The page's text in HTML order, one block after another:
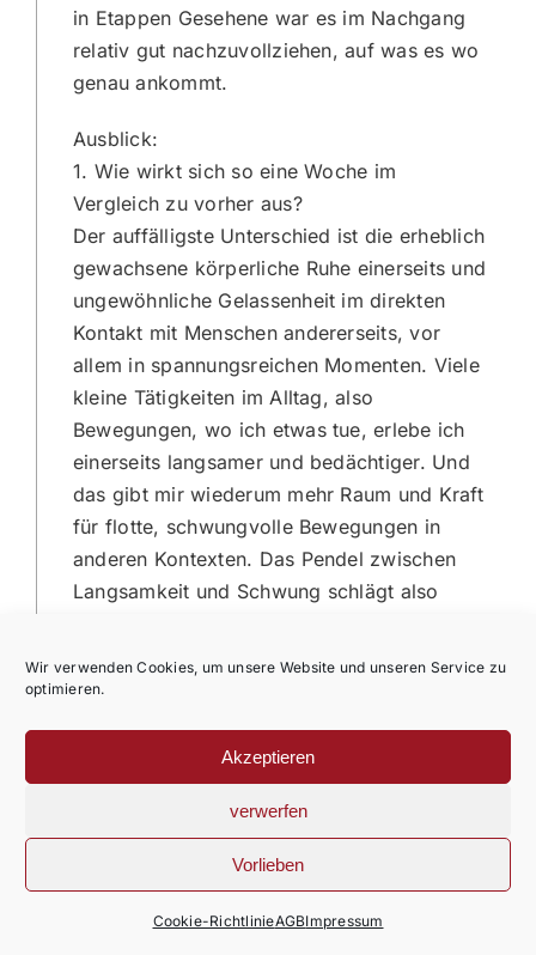
Wir verwenden Cookies, um unsere Website und unseren Service zu
optimieren.
Akzeptieren
verwerfen
Vorlieben
Cookie-RichtlinieAGBImpressum
in Etappen Gesehene war es im Nachgang
relativ gut nachzuvollziehen, auf was es wo
genau ankommt.
Ausblick:
1. Wie wirkt sich so eine Woche im
Vergleich zu vorher aus?
Der auffälligste Unterschied ist die erheblich
gewachsene körperliche Ruhe einerseits und
ungewöhnliche Gelassenheit im direkten
Kontakt mit Menschen andererseits, vor
allem in spannungsreichen Momenten. Viele
kleine Tätigkeiten im Alltag, also
Bewegungen, wo ich etwas tue, erlebe ich
einerseits langsamer und bedächtiger. Und
das gibt mir wiederum mehr Raum und Kraft
für flotte, schwungvolle Bewegungen in
anderen Kontexten. Das Pendel zwischen
Langsamkeit und Schwung schlägt also
von Lebendigkeit.
Eine verzückende Beobachtung ist, dass ich
warmherzige, verständnisvolle Art, so als
wollte ich das kleine, verletzte Kind in mir
umarmen und trösten. Ich bin also mehr bei
lassen, wie sie sind, und zwinkernd